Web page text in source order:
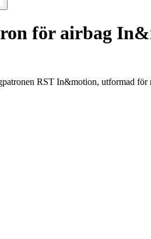
för airbag
RST In&motion, utformad